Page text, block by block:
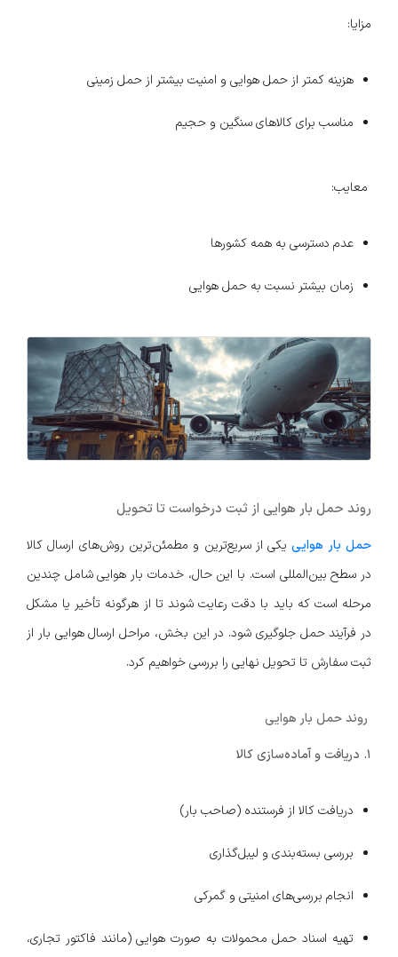
مزایا:
هزینه کمتر از حمل هوایی و امنیت بیشتر از حمل زمینی
مناسب برای کالاهای سنگین و حجیم
معایب:
عدم دسترسی به همه کشورها
زمان بیشتر نسبت به حمل هوایی
روند حمل بار هوایی از ثبت درخواست تا تحویل
حمل بار هوایییکی از سریع‌ترین و مطمئن‌ترین روش‌های ارسال کالا
در سطح بین‌المللی است. با این حال، خدمات بار هوایی شامل چندین
مرحله است که باید با دقت رعایت شوند تا از هرگونه تأخیر یا مشکل
در فرآیند حمل جلوگیری شود. در این بخش، مراحل ارسال هوایی بار از
ثبت سفارش تا تحویل نهایی را بررسی خواهیم کرد.
روند حمل بار هوایی
1. دریافت و آماده‌سازی کالا
دریافت کالا از فرستنده (صاحب بار)
بررسی بسته‌بندی و لیبل‌گذاری
انجام بررسی‌های امنیتی و گمرکی
تهیه اسناد حمل محمولات به صورت هوایی (مانند فاکتور تجاری،